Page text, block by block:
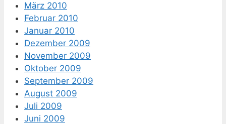
März 2010
Februar 2010
Januar 2010
Dezember 2009
November 2009
Oktober 2009
September 2009
August 2009
Juli 2009
Juni 2009